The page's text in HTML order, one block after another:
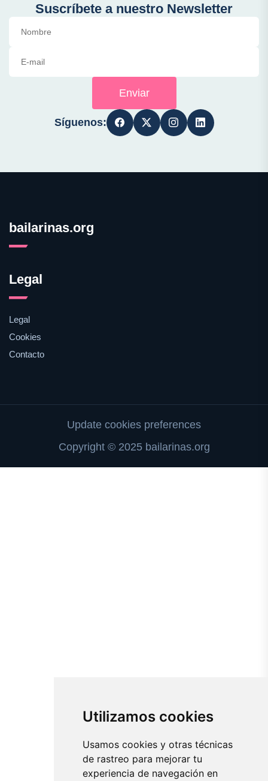
Utilizamos cookies
Usamos cookies y otras técnicas
de rastreo para mejorar tu
experiencia de navegación en
Suscríbete a nuestro Newsletter
Enviar
Síguenos:
bailarinas.org
Legal
Legal
Cookies
Contacto
Update cookies preferences
Copyright © 2025 bailarinas.org